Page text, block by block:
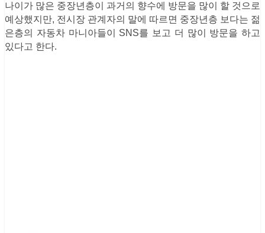
나이가 많은 중장년층이 과거의 향수에 방문을 많이 할 것으로
예상했지만, 전시장 관계자의 말에 따르면 중장년층 보다는 젊
은층의 자동차 마니아들이 SNS를 보고 더 많이 방문을 하고
있다고 한다.